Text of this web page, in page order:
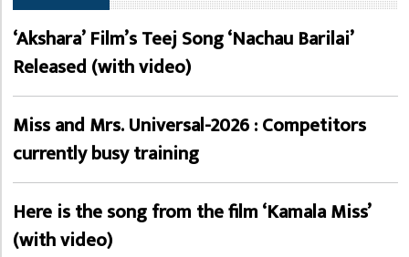
‘Akshara’ Film’s Teej Song ‘Nachau Barilai’
Released (with video)
Miss and Mrs. Universal-2026 : Competitors
currently busy training
Here is the song from the film ‘Kamala Miss’
(with video)